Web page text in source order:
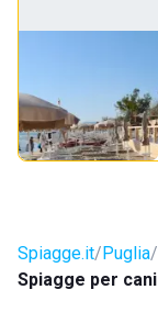
Spiagge.it Puglia
Spiagge per cani